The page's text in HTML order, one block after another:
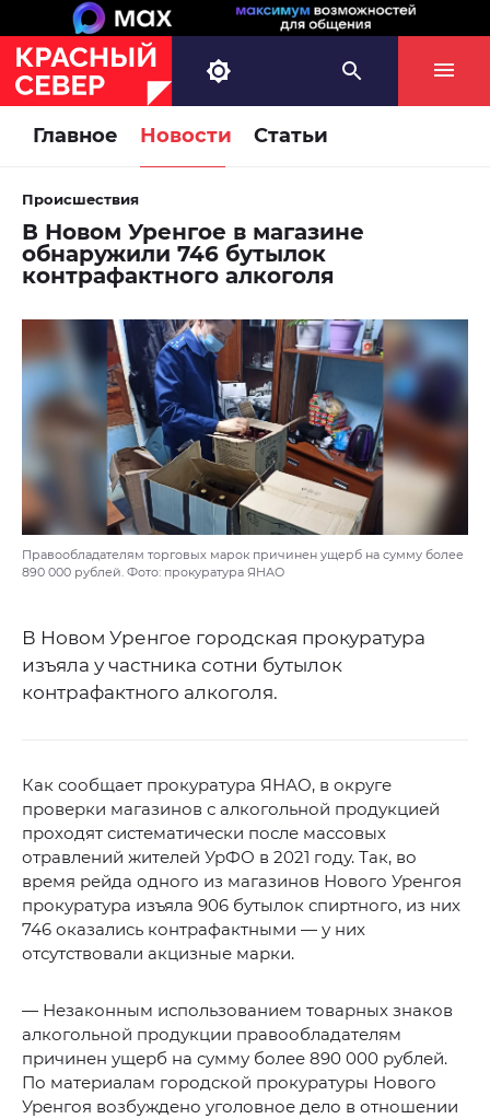
Главное Новости Статьи
Происшествия
В Новом Уренгое в магазине
обнаружили 746 бутылок
контрафактного алкоголя
Правообладателям торговых марок причинен ущерб на сумму более
890 000 рублей. Фото: прокуратура ЯНАО
В Новом Уренгое городская прокуратура
изъяла у частника сотни бутылок
контрафактного алкоголя.
Как сообщает прокуратура ЯНАО, в округе
проверки магазинов с алкогольной продукцией
проходят систематически после массовых
отравлений жителей УрФО в 2021 году. Так, во
время рейда одного из магазинов Нового Уренгоя
прокуратура изъяла 906 бутылок спиртного, из них
746 оказались контрафактными — у них
отсутствовали акцизные марки.
— Незаконным использованием товарных знаков
алкогольной продукции правообладателям
причинен ущерб на сумму более 890 000 рублей.
По материалам городской прокуратуры Нового
Уренгоя возбуждено уголовное дело в отношении